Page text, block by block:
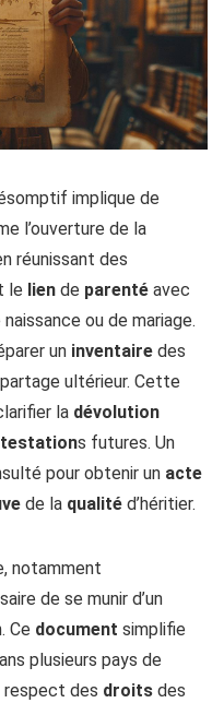
implique de
l’ouverture de la
réunissant des
le lien de parenté avec
naissance ou de mariage.
un inventaire des
ultérieur. Cette
la dévolution
s futures. Un
pour obtenir un acte
de la qualité d’héritier.
notamment
de se munir d’un
Ce document simplifie
plusieurs pays de
respect des droits des